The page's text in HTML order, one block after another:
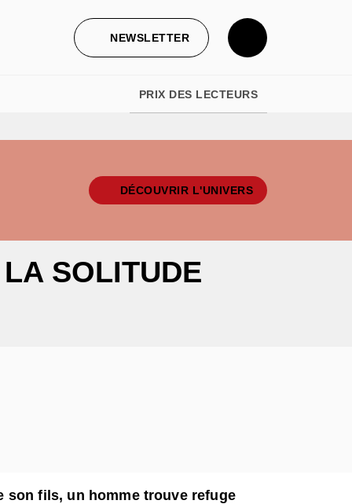
NEWSLETTER
PRIX DES LECTEURS
DÉCOUVRIR L'UNIVERS
SOLITUDE
son fils, un homme trouve refuge